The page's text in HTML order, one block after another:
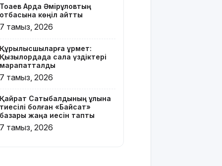
түсті
Президент
Қазақстан
облысының
90
жылдығымен
Телефон
алаяқтығының
жаңа түрі
Тоқаев Ардақ Әмірқұловтың
отбасына көңіл айтты
7 тамыз, 2026
Құрылысшыларға құрмет:
Қызылордада сала үздіктері
марапатталды
7 тамыз, 2026
Қайрат Сатыбалдының ұлына
тиесілі болған «Байсат»
базары жаңа иесін тапты
7 тамыз, 2026